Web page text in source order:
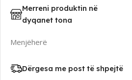
Merreni produktin në
dyqanet tona
Menjëherë
Dërgesa me post të shpejtë